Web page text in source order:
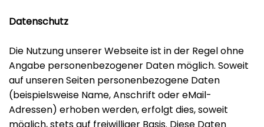
Datenschutz
Die Nutzung unserer Webseite ist in der Regel ohne
Angabe personenbezogener Daten möglich. Soweit
auf unseren Seiten personenbezogene Daten
(beispielsweise Name, Anschrift oder eMail-
Adressen) erhoben werden, erfolgt dies, soweit